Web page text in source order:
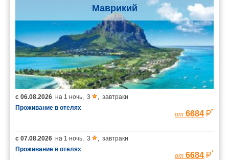
Маврикий
с 06.08.2026 на 1 ночь, 3 , завтраки
Проживание в отелях
от 6684 *
с 07.08.2026 на 1 ночь, 3 , завтраки
Проживание в отелях
от 6684 *